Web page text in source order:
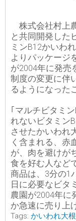
株式会社村上
と共同開発した
ミンB12かいわ
よりパッケージ
が2004年に発売
制度の変更に伴
るようになった
｢マルチビタミ
れないビタミン
させたかいわれ
く含まれる、赤
が、肉を避けが
食を好む人など
商品は、3分の1
日に必要なビタ
農園が2004年に
か急速に売り上
Tags: かいわれ大根